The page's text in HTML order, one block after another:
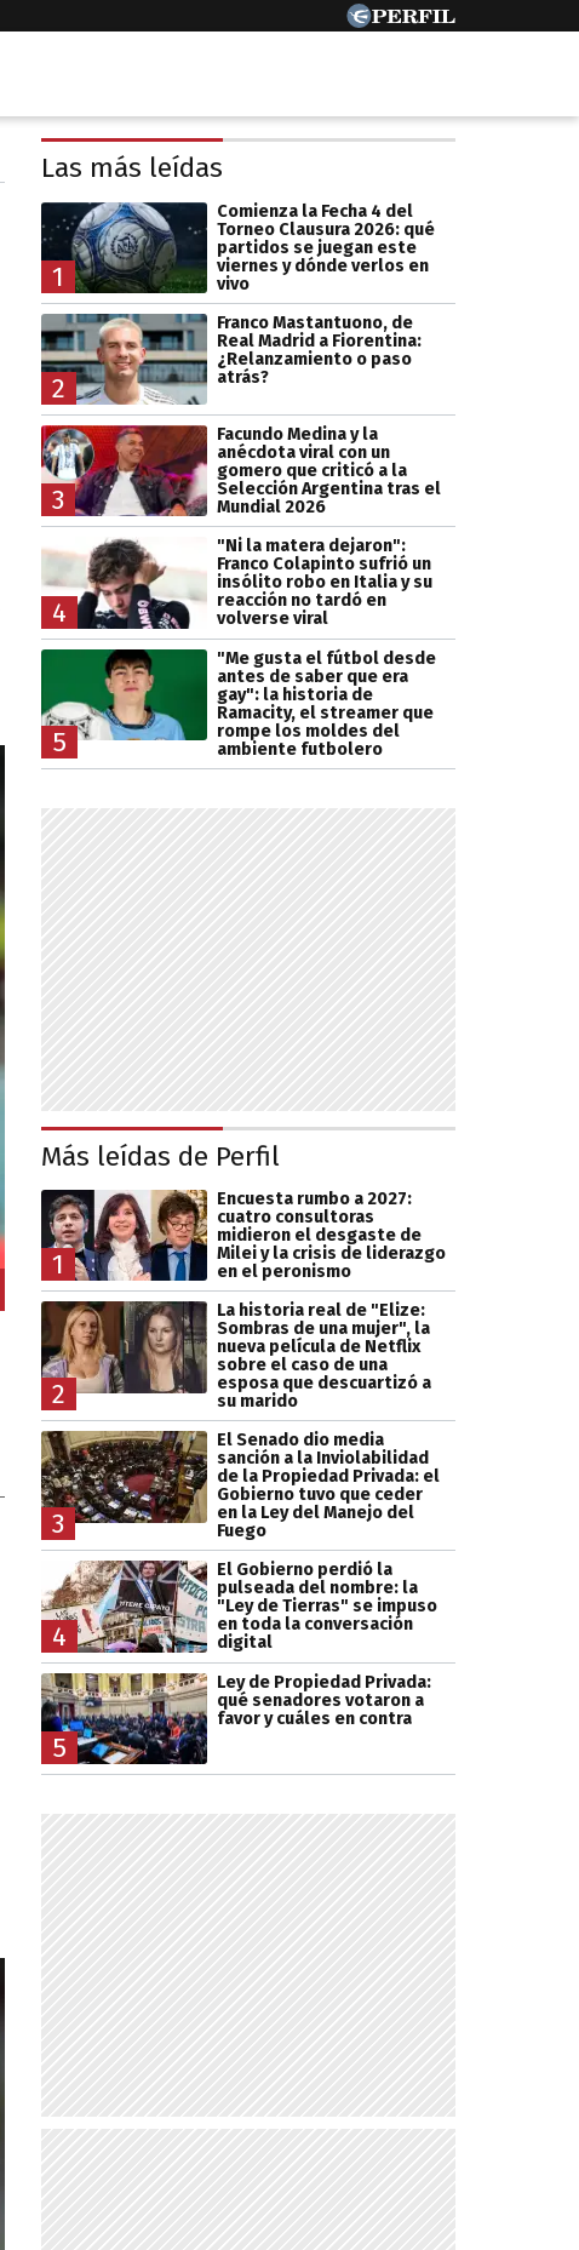
Las más leídas
1
Comienza la Fecha 4 del
Torneo Clausura 2026: qué
partidos se juegan este
viernes y dónde verlos en
vivo
2
Franco Mastantuono, de
Real Madrid a Fiorentina:
¿Relanzamiento o paso
atrás?
3
Facundo Medina y la
anécdota viral con un
gomero que criticó a la
Selección Argentina tras el
Mundial 2026
4
"Ni la matera dejaron":
Franco Colapinto sufrió un
insólito robo en Italia y su
reacción no tardó en
volverse viral
5
"Me gusta el fútbol desde
antes de saber que era
gay": la historia de
Ramacity, el streamer que
rompe los moldes del
ambiente futbolero
Más leídas de Perfil
1
Encuesta rumbo a 2027:
cuatro consultoras
midieron el desgaste de
Milei y la crisis de liderazgo
en el peronismo
2
La historia real de "Elize:
Sombras de una mujer", la
nueva película de Netflix
sobre el caso de una
esposa que descuartizó a
su marido
3
El Senado dio media
sanción a la Inviolabilidad
de la Propiedad Privada: el
Gobierno tuvo que ceder
en la Ley del Manejo del
Fuego
4
El Gobierno perdió la
pulseada del nombre: la
"Ley de Tierras" se impuso
en toda la conversación
digital
5
Ley de Propiedad Privada:
qué senadores votaron a
favor y cuáles en contra